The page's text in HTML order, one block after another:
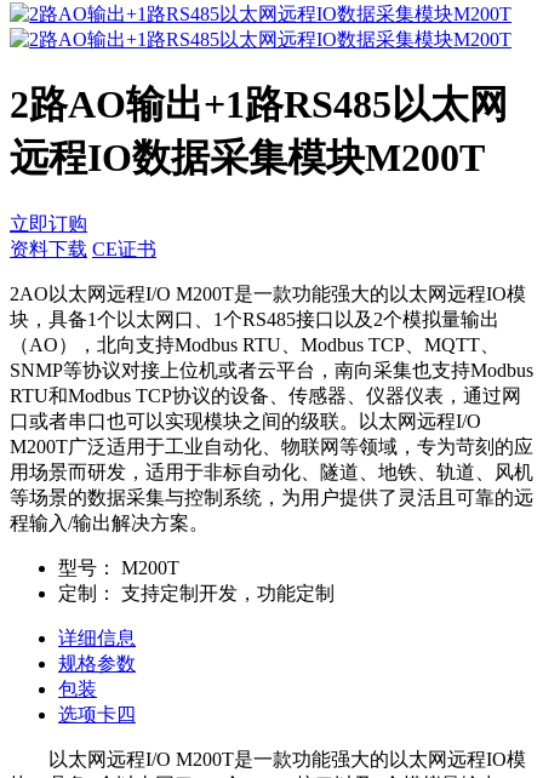
2路AO输出+1路RS485以太网
远程IO数据采集模块M200T
立即订购
资料下载 CE证书
2AO以太网远程I/O M200T是一款功能强大的以太网远程IO模
块，具备1个以太网口、1个RS485接口以及2个模拟量输出
（AO），北向支持Modbus RTU、Modbus TCP、MQTT、
SNMP等协议对接上位机或者云平台，南向采集也支持Modbus
RTU和Modbus TCP协议的设备、传感器、仪器仪表，通过网
口或者串口也可以实现模块之间的级联。以太网远程I/O
M200T广泛适用于工业自动化、物联网等领域，专为苛刻的应
用场景而研发，适用于非标自动化、隧道、地铁、轨道、风机
等场景的数据采集与控制系统，为用户提供了灵活且可靠的远
程输入/输出解决方案。
型号：
M200T
定制：
支持定制开发，功能定制
详细信息
规格参数
包装
选项卡四
以太网远程I/O M200T是一款功能强大的以太网远程IO模